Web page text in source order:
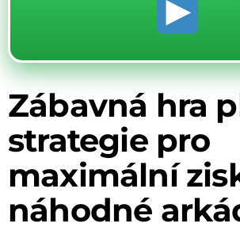
Zábavná hra
strategie pro
maximální
náhodné